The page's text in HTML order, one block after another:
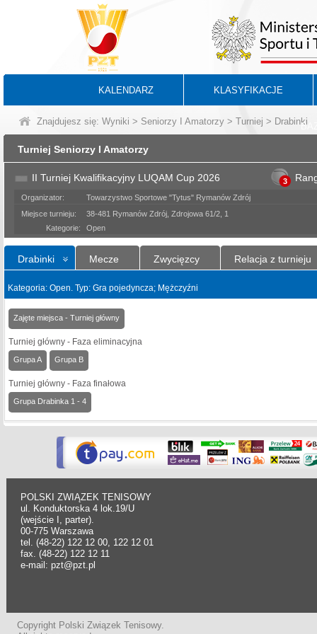
KALENDARZ KLASYFIKACJE
Znajdujesz się: Wyniki > Seniorzy I Amatorzy > Turniej > Drabinki
Turniej Seniorzy I Amatorzy
II Turniej Kwalifikacyjny LUQAM Cup 2026 3
Organizator:
Towarzystwo Sportowe "Tytus" Rymanów Zdrój
Miejsce turnieju:
38-481 Rymanów Zdrój, Zdrojowa 61/2, 1
Kategorie:
Open
Drabinki Mecze Zwycięzcy Relacja z turnieju
Kategoria: Open. Typ: Gra pojedyncza; Mężczyźni
Zajęte miejsca - Turniej główny
Turniej główny - Faza eliminacyjna
Grupa A Grupa B
Turniej główny - Faza finałowa
Grupa Drabinka 1 - 4
POLSKI ZWIĄZEK TENISOWY
ul. Konduktorska 4 lok.19/U
(wejście I, parter).
00-775 Warszawa
tel. (48-22) 122 12 00, 122 12 01
fax. (48-22) 122 12 11
e-mail: pzt@pzt.pl
Copyright Polski Związek Tenisowy.